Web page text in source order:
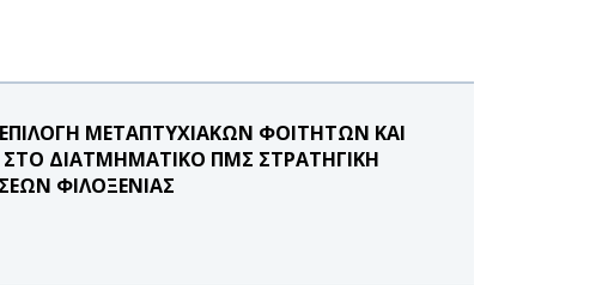
ΜΕΤΑΠΤΥΧΙΑΚΩΝ ΦΟΙΤΗΤΩΝ ΚΑΙ
ΣΤΟ ΔΙΑΤΜΗΜΑΤΙΚΟ ΠΜΣ ΣΤΡΑΤΗΓΙΚΗ
ΦΙΛΟΞΕΝΙΑΣ